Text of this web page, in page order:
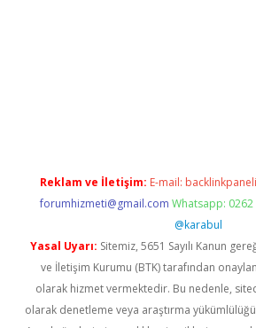
Reklam ve İletişim: E-mail:
forumhizmeti@gmail.com Whatsapp: 0262
@karabul
Yasal Uyarı: Sitemiz, 5651 Sayılı Kanun
ve İletişim Kurumu (BTK) tarafından
olarak hizmet vermektedir. Bu nedenle,
olarak denetleme veya araştırma